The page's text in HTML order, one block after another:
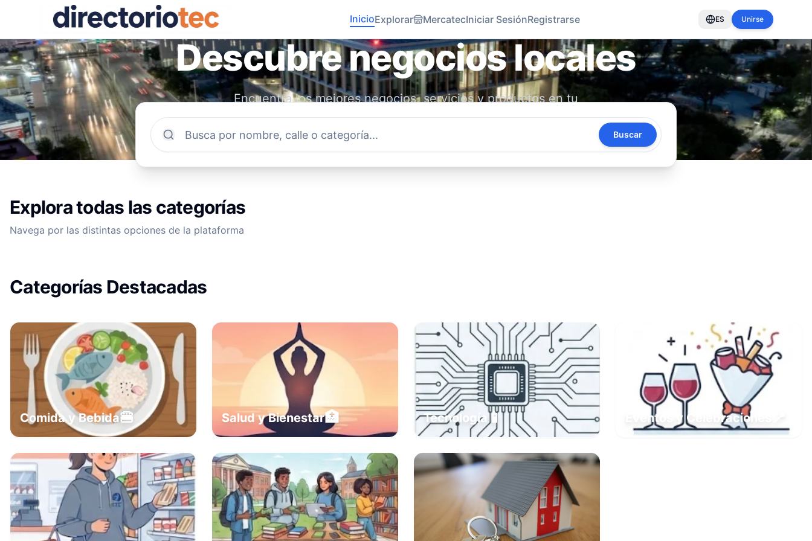
InicioExplorar MercatecIniciar SesiónRegistrarse ES Unirse
Descubre negocios locales
Encuentra los mejores negocios, servicios y productos en tu
comunidad. Conecta con emprendedores locales y apoya tu
Buscar
Explora todas las categorías
Navega por las distintas opciones de la plataforma
Categorías Destacadas
Comida y Bebida🍔 Salud y Bienestar🏥 Tecnología 📱 Eventos y Celebraciones